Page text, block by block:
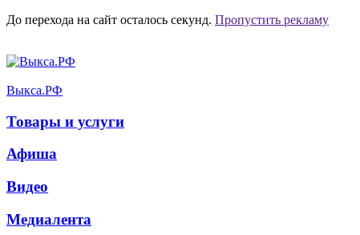
До перехода на сайт осталось секунд. Пропустить рекламу
Выкса.РФ
Товары и услуги
Афиша
Видео
Медиалента